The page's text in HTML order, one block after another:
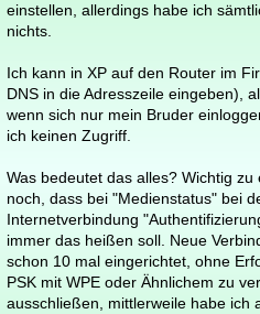
einstellen, allerdings habe ich
nichts.
Ich kann in XP auf den Router im
DNS in die Adresszeile eingeben),
wenn sich nur mein Bruder
ich keinen Zugriff.
Was bedeutet das alles? Wichtig
noch, dass bei "Medienstatus" bei
Internetverbindung
immer das heißen soll. Neue
schon 10 mal eingerichtet, ohne
PSK mit WPE oder Ähnlichem zu
ausschließen, mittlerweile habe ich